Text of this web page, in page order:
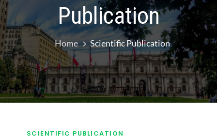
Publication
Home Scientific Publication
SCIENTIFIC PUBLICATION